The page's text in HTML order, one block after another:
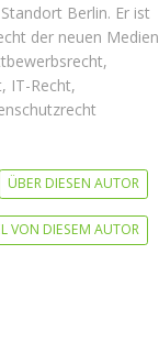
Berlin. Er ist
der neuen Medien
IT-Recht,
ÜBER DIESEN AUTOR
VON DIESEM AUTOR